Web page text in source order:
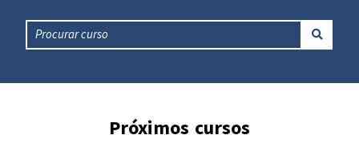
Próximos cursos